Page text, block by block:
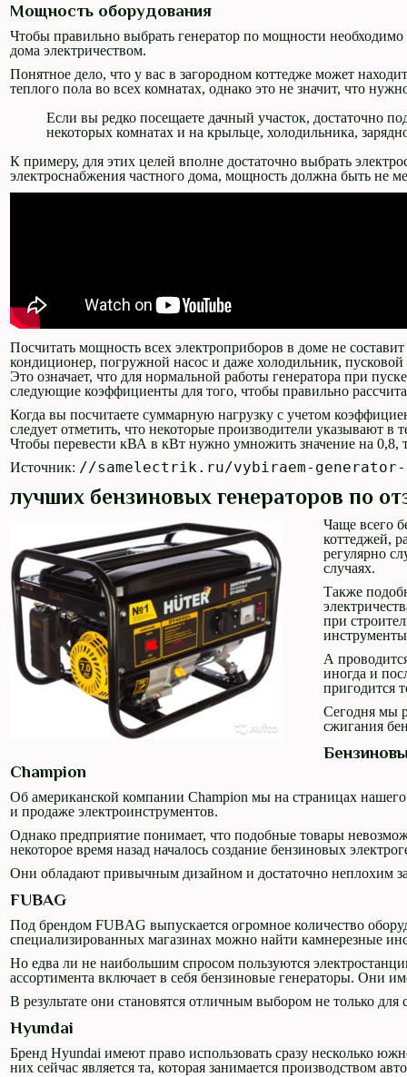
Мощность оборудования
Чтобы правильно выбрать генератор по мощности необходимо
дома электричеством.
Понятное дело, что у вас в загородном коттедже может
теплого пола во всех комнатах, однако это не значит, что
Если вы редко посещаете дачный участок, достаточно
некоторых комнатах и на крыльце, холодильника,
К примеру, для этих целей вполне достаточно выбрать
электроснабжения частного дома, мощность должна быть не
Посчитать мощность всех электроприборов в доме не
кондиционер, погружной насос и даже холодильник,
Это означает, что для нормальной работы генератора при
следующие коэффициенты для того, чтобы правильно
Когда вы посчитаете суммарную нагрузку с учетом
следует отметить, что некоторые производители указывают
Чтобы перевести кВА в кВт нужно умножить значение на 0,8,
Источник: //samelectrik.ru/vybiraem-generator-
лучших бензиновых генераторов по
Чаще всего
коттеджей,
регулярно
случаях.
Также
при
А
иногда и
пригодится
Сегодня мы
сжигания
Champion
Об американской компании Champion мы на страницах
и продаже электроинструментов.
Однако предприятие понимает, что подобные товары
некоторое время назад началось создание бензиновых
Они обладают привычным дизайном и достаточно неплохим
FUBAG
Под брендом FUBAG выпускается огромное количество
специализированных магазинах можно найти камнерезные
Но едва ли не наибольшим спросом пользуются
ассортимента включает в себя бензиновые генераторы. Они
В результате они становятся отличным выбором не только для
Hyundai
Бренд Hyundai имеют право использовать сразу несколько
них сейчас является та, которая занимается производством